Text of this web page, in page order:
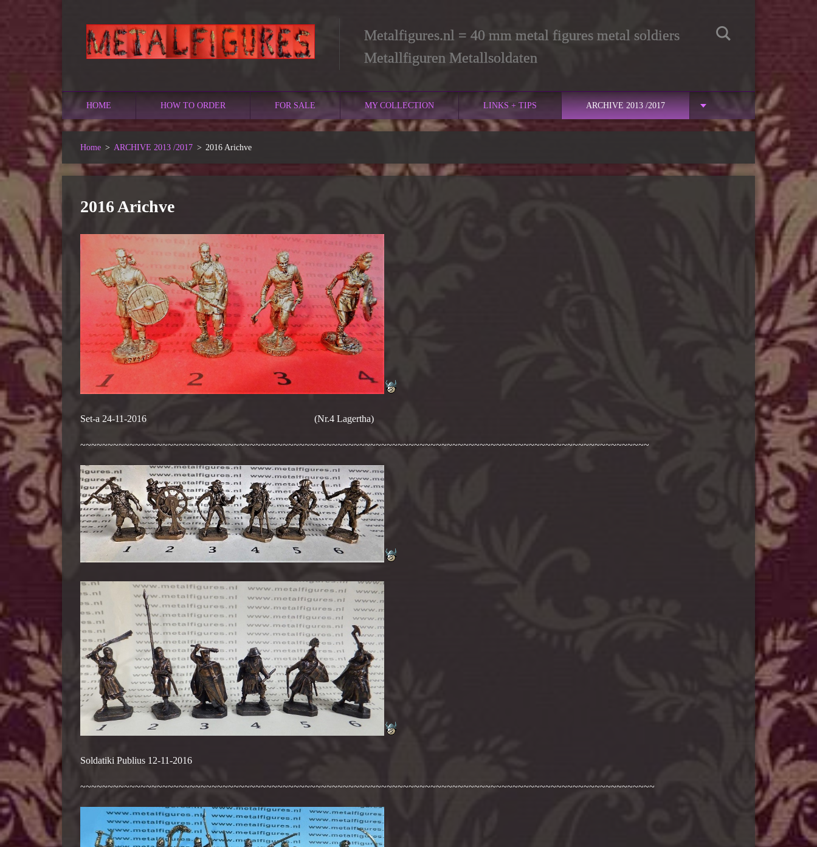
Metalfigures.nl = 40 mm metal figures metal soldiers
Metallfiguren Metallsoldaten
HOME HOW TO ORDER FOR SALE MY COLLECTION LINKS + TIPS ARCHIVE 2013 /2017
Home > ARCHIVE 2013 /2017 > 2016 Arichve
2016 Arichve
Set-a 24-11-2016 (Nr.4 Lagertha)
~~~~~~~~~~~~~~~~~~~~~~~~~~~~~~~~~~~~~~~~~~~~~~~~~~~~~~~~~~~~~~~~~~~~~~~~~~~~~~~~~~~~~~~~~~~~~~~~~~~~~~~~
Soldatiki Publius 12-11-2016
~~~~~~~~~~~~~~~~~~~~~~~~~~~~~~~~~~~~~~~~~~~~~~~~~~~~~~~~~~~~~~~~~~~~~~~~~~~~~~~~~~~~~~~~~~~~~~~~~~~~~~~~~